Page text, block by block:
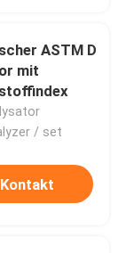
ASTM D
mit
/ set
Kontakt